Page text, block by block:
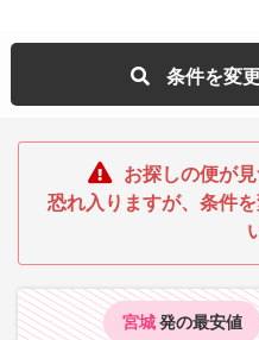
条件を変
お探しの便が
恐れ入りますが、条件
宮城 発の最安値